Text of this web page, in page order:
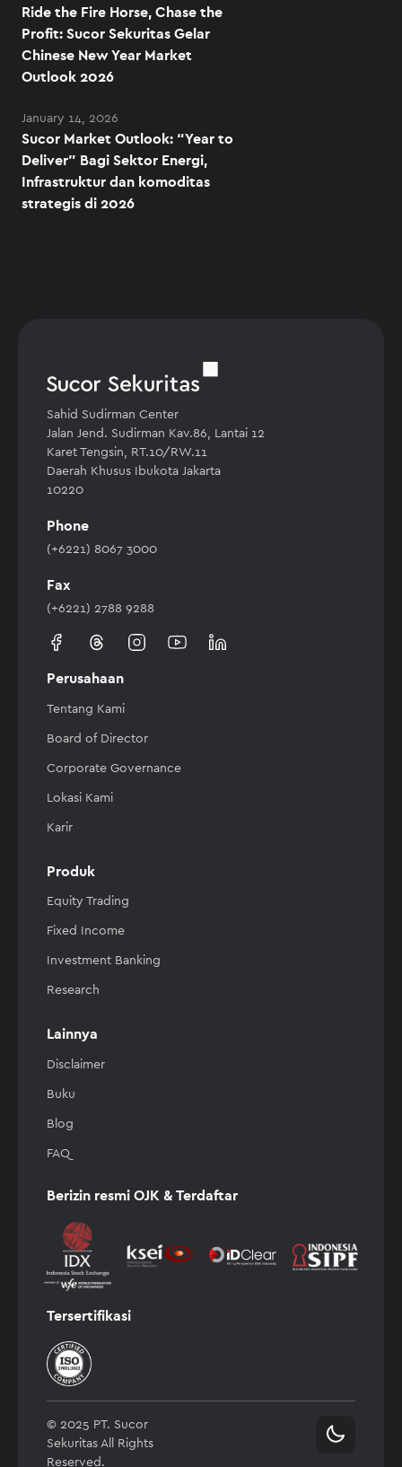
Ride the Fire Horse, Chase the
Profit: Sucor Sekuritas Gelar
Chinese New Year Market
Outlook 2026
January 14, 2026
Sucor Market Outlook: “Year to
Deliver” Bagi Sektor Energi,
Infrastruktur dan komoditas
strategis di 2026
Sahid Sudirman Center
Jalan Jend. Sudirman Kav.86, Lantai 12
Karet Tengsin, RT.10/RW.11
Daerah Khusus Ibukota Jakarta
10220
Phone
(+6221) 8067 3000
Fax
(+6221) 2788 9288
Perusahaan
Tentang Kami
Board of Director
Corporate Governance
Lokasi Kami
Karir
Produk
Equity Trading
Fixed Income
Investment Banking
Research
Lainnya
Disclaimer
Buku
Blog
FAQ
Berizin resmi OJK & Terdaftar
Tersertifikasi
© 2025 PT. Sucor
Sekuritas All Rights
Reserved.